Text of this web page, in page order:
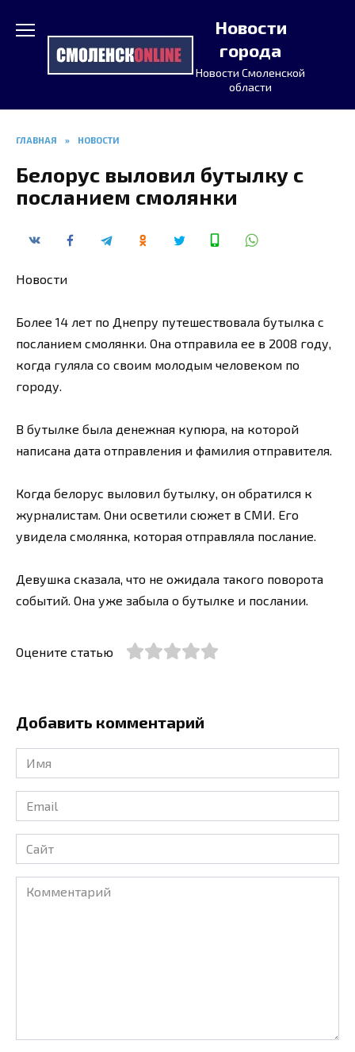
содержанию
Новости
города
Новости Смоленской
области
ГЛАВНАЯ » НОВОСТИ
Белорус выловил бутылку с
посланием смолянки
Новости
Более 14 лет по Днепру путешествовала бутылка с
посланием смолянки. Она отправила ее в 2008 году,
когда гуляла со своим молодым человеком по
городу.
В бутылке была денежная купюра, на которой
написана дата отправления и фамилия отправителя.
Когда белорус выловил бутылку, он обратился к
журналистам. Они осветили сюжет в СМИ. Его
увидела смолянка, которая отправляла послание.
Девушка сказала, что не ожидала такого поворота
событий. Она уже забыла о бутылке и послании.
Оцените статью
Добавить комментарий
Имя
*
Email
*
Сайт
Комментарий